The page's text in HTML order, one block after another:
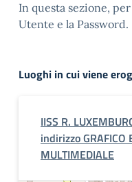
In questa sezione,
Utente e la Password.
Luoghi in cui viene
IISS R.
indirizzo GRAFICO
MULTIMEDIALE